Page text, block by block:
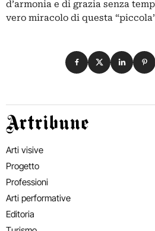
d’armonia e di grazia senza
vero miracolo di questa
Condividi su
Condividi su X
Condividi
Artribune
Arti visive
Progetto
Professioni
Arti performative
Editoria